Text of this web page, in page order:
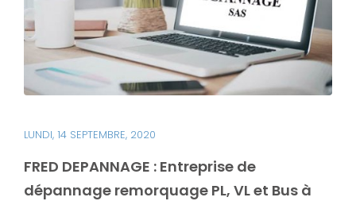
LUNDI, 14 SEPTEMBRE, 2020
FRED DEPANNAGE : Entreprise de
dépannage remorquage PL, VL et Bus à